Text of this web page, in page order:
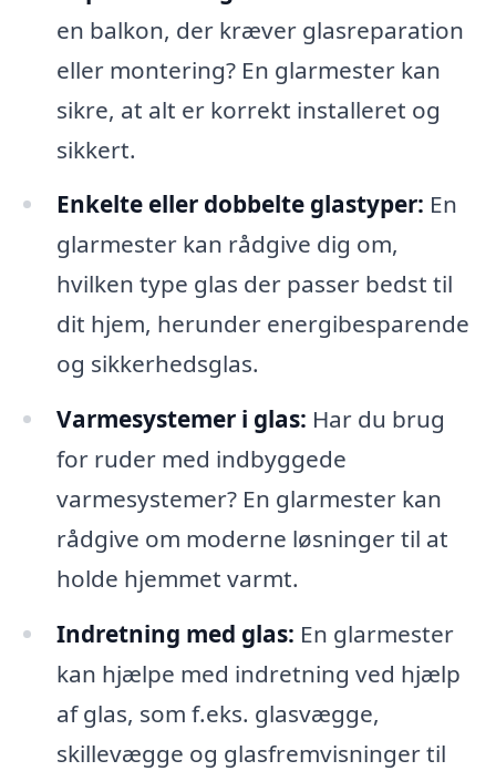
en balkon, der kræver glasreparation
eller montering? En glarmester kan
sikre, at alt er korrekt installeret og
sikkert.
Enkelte eller dobbelte glastyper: En
glarmester kan rådgive dig om,
hvilken type glas der passer bedst til
dit hjem, herunder energibesparende
og sikkerhedsglas.
Varmesystemer i glas: Har du brug
for ruder med indbyggede
varmesystemer? En glarmester kan
rådgive om moderne løsninger til at
holde hjemmet varmt.
Indretning med glas: En glarmester
kan hjælpe med indretning ved hjælp
af glas, som f.eks. glasvægge,
skillevægge og glasfremvisninger til